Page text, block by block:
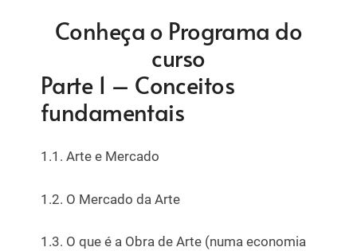
Conheça o Programa do
curso
Parte 1 – Conceitos
fundamentais
1.1. Arte e Mercado
1.2. O Mercado da Arte
1.3. O que é a Obra de Arte (numa economia